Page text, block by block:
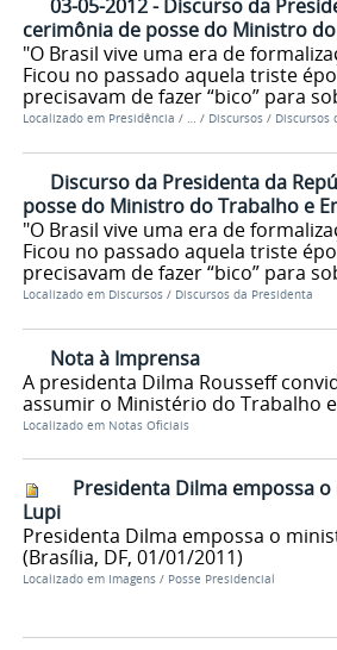
03-05-2012 - Discurso da
cerimônia de posse do Ministro
"O Brasil vive uma era de
Ficou no passado aquela triste
precisavam de fazer “bico” para
Localizado em Presidência / … / Discursos / Discursos
Discurso da Presidenta da
posse do Ministro do Trabalho e
"O Brasil vive uma era de
Ficou no passado aquela triste
precisavam de fazer “bico” para
Localizado em Discursos / Discursos da Presidenta
Nota à Imprensa
A presidenta Dilma Rousseff
assumir o Ministério do Trabalho
Localizado em Notas Oficiais
Presidenta Dilma empossa
Lupi
Presidenta Dilma empossa o
(Brasília, DF, 01/01/2011)
Localizado em Imagens / Posse Presidencial